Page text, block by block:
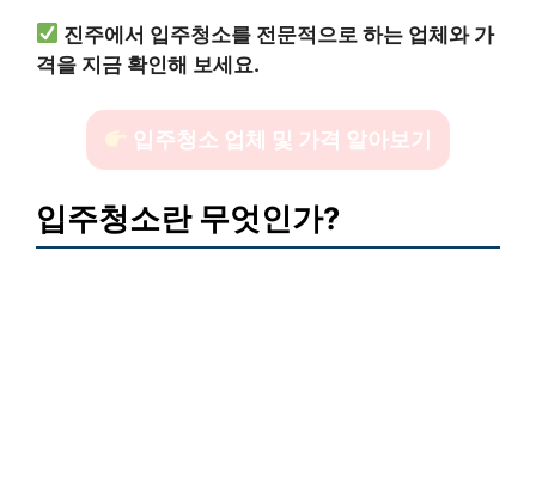
진주에서 입주청소를 전문적으로 하는 업체와 가
격을 지금 확인해 보세요.
입주청소 업체 및 가격 알아보기
입주청소란 무엇인가?